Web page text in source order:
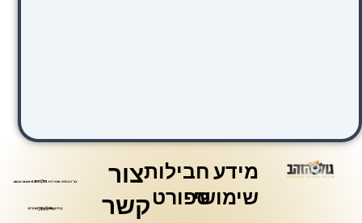
מידע
שימושי
חבילות
ספורט
צור
קשר